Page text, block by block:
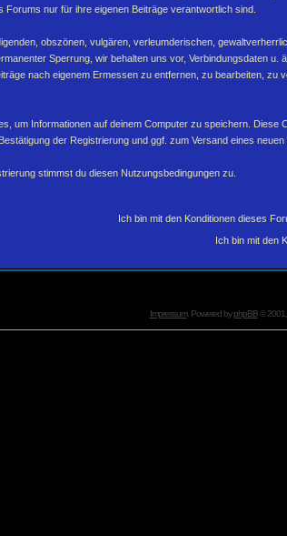
Forums nur für ihre eigenen Beiträge verantwortlich sind.
obszönen, vulgären, verleumderischen,
Sperrung, wir behalten uns vor, Verbindungsdaten
nach eigenem Ermessen zu entfernen, zu bearbeiten,
um Informationen auf deinem Computer zu speichern.
der Registrierung und ggf. zum Versand eines
stimmst du diesen Nutzungsbedingungen zu.
Ich bin mit den Konditionen dieses
Ich bin mit den
Impressum. Powered byphpBB© 2001,